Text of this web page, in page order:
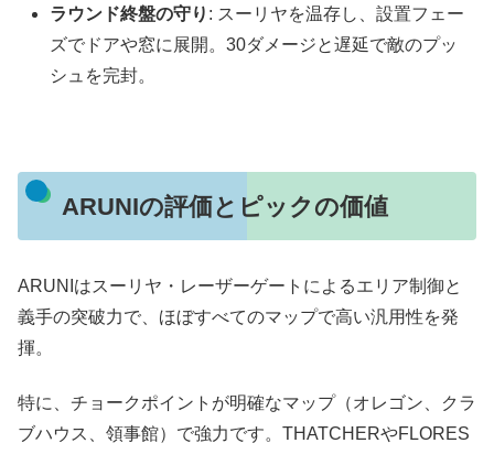
ラウンド終盤の守り : スーリヤを温存し、設置フェー
ズでドアや窓に展開。30ダメージと遅延で敵のプッ
シュを完封。
ARUNIの評価とピックの価値
ARUNIはスーリヤ・レーザーゲートによるエリア制御と
義手の突破力で、ほぼすべてのマップで高い汎用性を発
揮。
特に、チョークポイントが明確なマップ（オレゴン、クラ
ブハウス、領事館）で強力です。THATCHERやFLORES